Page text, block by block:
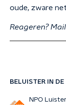
BELUISTER IN DE
NPO Luister
oude, zware
Reageren?